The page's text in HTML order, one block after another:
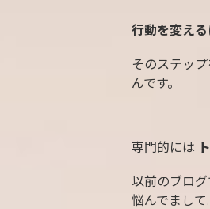
行動を変え
そのステッ
んです。
専門的には
以前のブロ
悩んでまし